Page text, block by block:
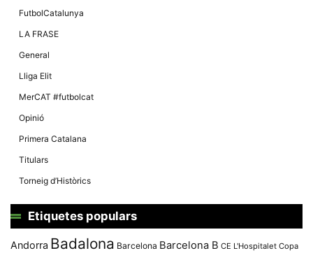
FutbolCatalunya
LA FRASE
General
Lliga Elit
MerCAT #futbolcat
Opinió
Primera Catalana
Titulars
Torneig d’Històrics
Etiquetes populars
Andorra Badalona Barcelona Barcelona B CE L'Hospitalet Copa